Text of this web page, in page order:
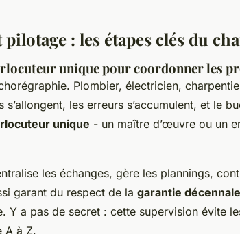
: les étapes clés du
unique pour coordonner les
Plombier, électricien,
les erreurs s’accumulent, et le
unique - un maître d’œuvre ou un
les échanges, gère les plannings,
garant du respect de la garantie décennale
a pas de secret : cette supervision évite
A à Z.